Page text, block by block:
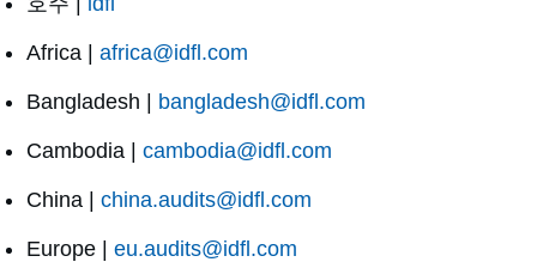
Africa | africa@idfl.com
Bangladesh | bangladesh@idfl.com
Cambodia | cambodia@idfl.com
China | china.audits@idfl.com
Europe | eu.audits@idfl.com